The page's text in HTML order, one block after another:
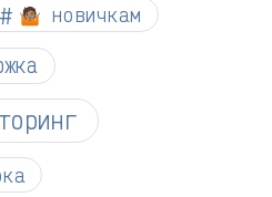
🤷🏽 новичкам